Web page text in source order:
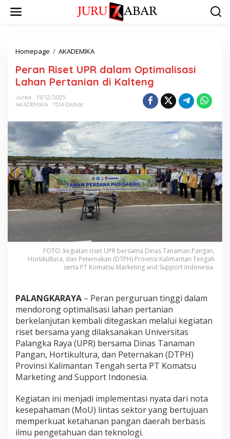
Homepage / AKADEMIKA
Peran Riset UPR dalam Optimalisasi
Lahan Pertanian di Kalteng
Jurka
19/12/2025
AKADEMIKA
1514 Dilihat
FOTO: kegiatan riset UPR bersama Dinas Tanaman Pangan,
Hortikultura, dan Peternakan (DTPH) Provinsi Kalimantan Tengah
serta PT Komatsu Marketing and Support Indonesia.
PALANGKARAYA – Peran perguruan tinggi dalam
mendorong optimalisasi lahan pertanian
berkelanjutan kembali ditegaskan melalui kegiatan
riset bersama yang dilaksanakan Universitas
Palangka Raya (UPR) bersama Dinas Tanaman
Pangan, Hortikultura, dan Peternakan (DTPH)
Provinsi Kalimantan Tengah serta PT Komatsu
Marketing and Support Indonesia.
Kegiatan ini menjadi implementasi nyata dari nota
kesepahaman (MoU) lintas sektor yang bertujuan
memperkuat ketahanan pangan daerah berbasis
ilmu pengetahuan dan teknologi.